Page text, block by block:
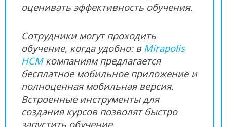
оценивать эффективность обучения.
Сотрудники могут проходить
обучение, когда удобно: в Mirapolis
HCMкомпаниям предлагается
бесплатное мобильное приложение и
полноценная мобильная версия.
Встроенные инструменты для
создания курсов позволят быстро
запустить обучение.